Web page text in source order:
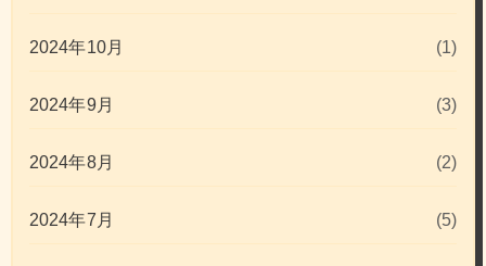
2024年10月 (1)
2024年9月 (3)
2024年8月 (2)
2024年7月 (5)